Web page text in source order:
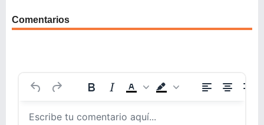
Comentarios